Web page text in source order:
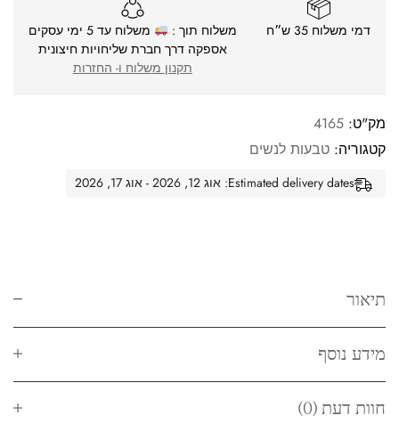
דמי משלוח 35 ש״ח משלוח תוך :
משלוח עד 5 ימי עסקים
אספקה דרך חברת שליחויות חיצונית
תקנון משלוח ו- החזרות
מק"ט: 4165
קטגוריה: טבעות לנשים
Estimated delivery dates: אוג 12, 2026 - אוג 17, 2026
תיאור
מידע נוסף
חוות דעת (0)